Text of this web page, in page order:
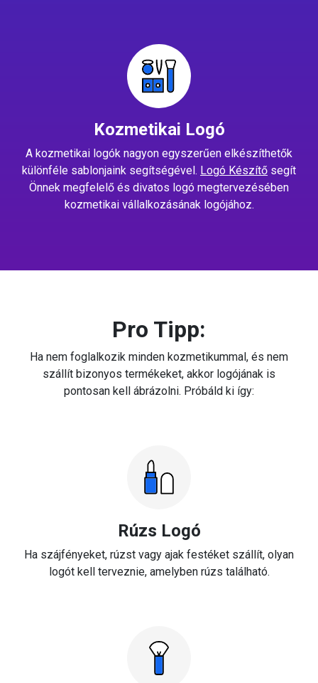
Kozmetikai Logó
A kozmetikai logók nagyon egyszerűen elkészíthetők
különféle sablonjaink segítségével. Logó Készítő segít
Önnek megfelelő és divatos logó megtervezésében
kozmetikai vállalkozásának logójához.
Pro Tipp:
Ha nem foglalkozik minden kozmetikummal, és nem
szállít bizonyos termékeket, akkor logójának is
pontosan kell ábrázolni. Próbáld ki így:
Rúzs Logó
Ha szájfényeket, rúzst vagy ajak festéket szállít, olyan
logót kell terveznie, amelyben rúzs található.